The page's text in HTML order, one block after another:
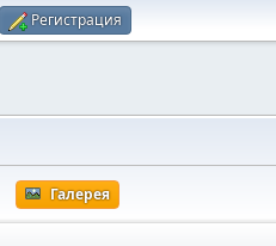
Регистрация
Галерея